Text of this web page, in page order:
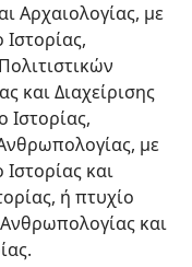
Αρχαιολογίας, με
και Διαχείρισης
Ιστορίας,
με
και
ή πτυχίο
και